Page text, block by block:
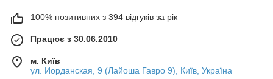
100% позитивних з 394 відгуків за рік
Працює з 30.06.2010
м. Київ
ул. Иорданская, 9 (Лайоша Гавро 9), Київ, Україна